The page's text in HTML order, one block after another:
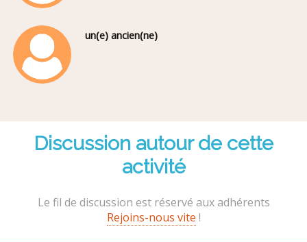
un(e) ancien(ne)
Discussion autour de cette
activité
Le fil de discussion est réservé aux adhérents
Rejoins-nous vite !